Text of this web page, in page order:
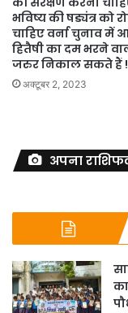
भविष्य की षड्यंत्र को
चाहिए वर्ना चुनाव में
हितैषी का दम भरने
जरुर निकाल सकते हैं !
अक्टूबर 2, 2023
अपना